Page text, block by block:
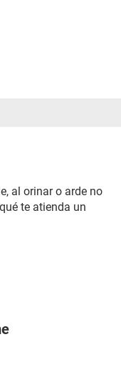
al orinar o arde no
te atienda un